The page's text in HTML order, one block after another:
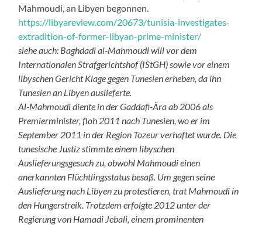
Mahmoudi, an Libyen begonnen.
https://libyareview.com/20673/tunisia-investigates-
extradition-of-former-libyan-prime-minister/
siehe auch: Baghdadi al-Mahmoudi will vor dem
Internationalen Strafgerichtshof (IStGH) sowie vor einem
libyschen Gericht Klage gegen Tunesien erheben, da ihn
Tunesien an Libyen auslieferte.
Al-Mahmoudi diente in der Gaddafi-Ära ab 2006 als
Premierminister, floh 2011 nach Tunesien, wo er im
September 2011 in der Region Tozeur verhaftet wurde. Die
tunesische Justiz stimmte einem libyschen
Auslieferungsgesuch zu, obwohl Mahmoudi einen
anerkannten Flüchtlingsstatus besaß. Um gegen seine
Auslieferung nach Libyen zu protestieren, trat Mahmoudi in
den Hungerstreik. Trotzdem erfolgte 2012 unter der
Regierung von Hamadi Jebali, einem prominenten